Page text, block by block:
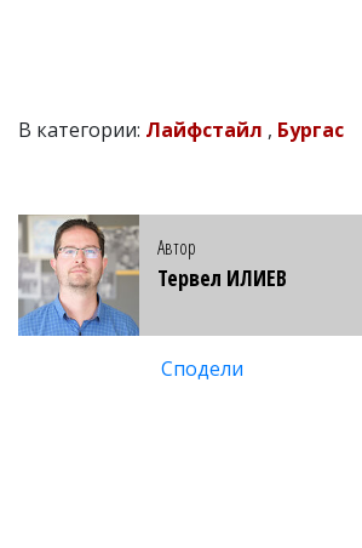
В категории: Лайфстайл , Бургас
Автор
Тервел ИЛИЕВ
Сподели